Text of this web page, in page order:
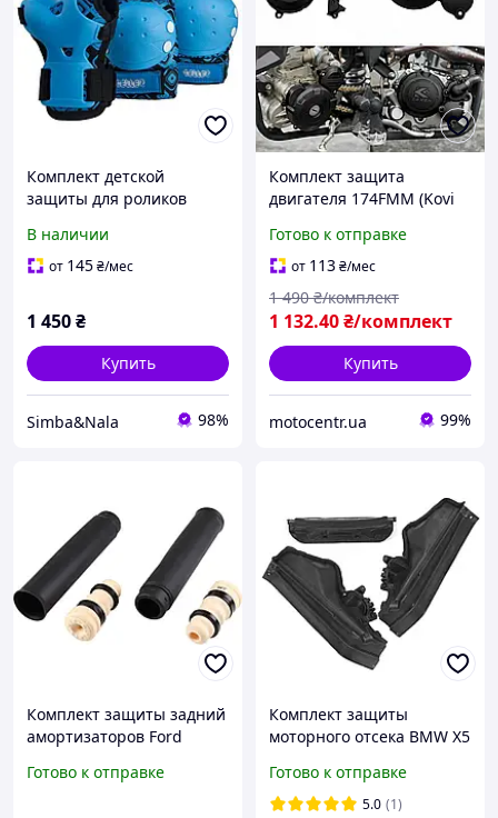
Комплект детской
защиты для роликов
В наличии
от 145₴/мес
1 450₴
Купить
Simba&Nala 98%
Комплект защита
двигателя 174FMM (Kovi
Kaya 612, Pro Factory 300)
крышки картера, помпы,
звезды
Готово к отправке
от 113₴/мес
1 132.40₴/комплект
1 490 ₴/комплект
Купить
motocentr.ua 99%
Комплект защиты задний
амортизаторов Ford
(1552704910)
Готово к отправке
Комплект защиты
моторного отсека BMW X5
51717169420
Готово к отправке
5.0 (1)